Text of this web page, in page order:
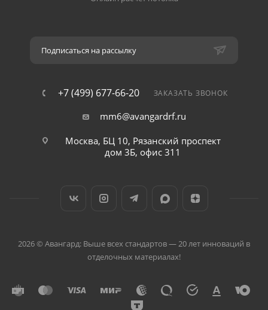
Подписаться на рассылку
+7 (499) 677-66-20 ЗАКАЗАТЬ ЗВОНОК
mm6@avangardrf.ru
Москва, БЦ 10, Рязанский проспект
дом 3Б, офис 311
2026 © Авангард: Выше всех стандартов — 20 лет инноваций в
отделочных материалах!